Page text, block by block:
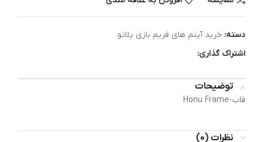
دسته: خرید آیتم های فریم بازی پلاتو
اشتراک گذاری:
توضیحات
قاب-Honu Frame
نظرات (0)